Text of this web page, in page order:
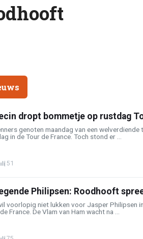
dropt bommetje op rustdag
genoten maandag van een welverdiende
in de Tour de France. Toch stond er ...
51
Philipsen: Roodhooft
voorlopig niet lukken voor Jasper Philipsen
France. De Vlam van Ham wacht na ...